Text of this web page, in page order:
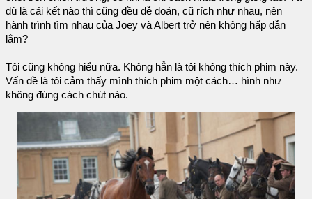
dù là cái kết nào thì cũng đều dễ đoán, cũ rích như nhau, nên
hành trình tìm nhau của Joey và Albert trở nên không hấp dẫn
lắm?
Tôi cũng không hiểu nữa. Không hẳn là tôi không thích phim này.
Vấn đề là tôi cảm thấy mình thích phim một cách… hình như
không đúng cách chút nào.